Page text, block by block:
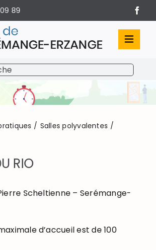
89
ERZANGE
Salles polyvalentes
RIO
Scheltienne – Serémange-
d’accueil est de 100